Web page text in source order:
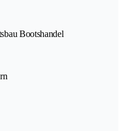
Bootshandel